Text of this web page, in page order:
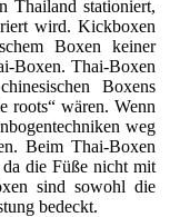
Thailand stationiert,
wird. Kickboxen
Boxen keiner
Boxen. Thai-Boxen
Boxens
roots“ wären. Wenn
weg
Beim Thai-Boxen
die Füße nicht mit
sind sowohl die
bedeckt.